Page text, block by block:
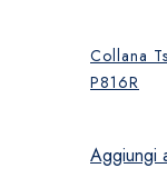
Collana
P816R
Aggiungi